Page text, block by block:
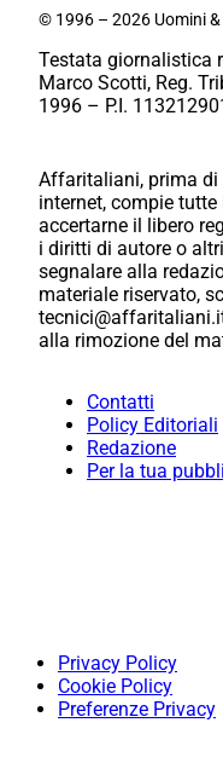
© 1996 – 2026 Uomini
Testata giornalistica
Marco Scotti, Reg.
1996 – P.I.
Affaritaliani, prima di
internet, compie
accertarne il libero
i diritti di autore o
segnalare alla
materiale riservato,
alla rimozione del
Contatti
Policy Editoriali
Redazione
Per la tua
Privacy Policy
Cookie Policy
Preferenze Privacy